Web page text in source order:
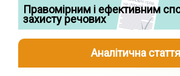
Правомірним і ефективним
захисту речових
Аналітична стаття